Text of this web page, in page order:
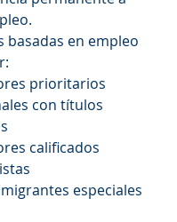
basadas en empleo
prioritarios
con títulos
calificados
especiales